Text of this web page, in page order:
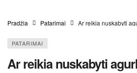
Pradžia Patarimai Ar reikia nuskabyti
PATARIMAI
Ar reikia nuskabyti